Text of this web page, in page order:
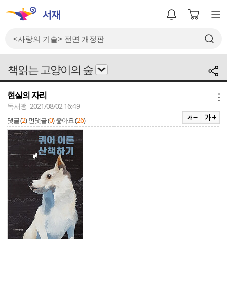
책읽는 고양이의 숲
현실의 자리
독서괭 2021/08/02 16:49
댓글 (2) 먼댓글 (0) 좋아요 (26)